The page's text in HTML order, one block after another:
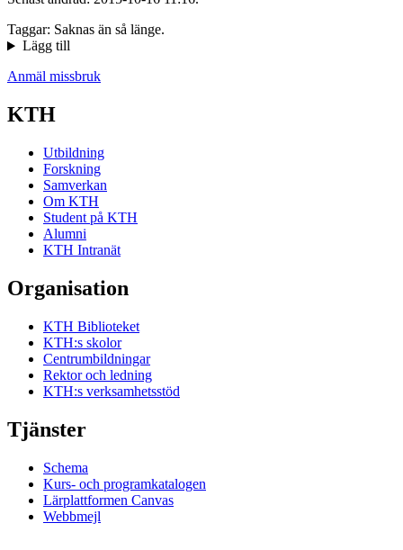
Taggar: Saknas än så länge.
Lägg till
Anmäl missbruk
KTH
Utbildning
Forskning
Samverkan
Om KTH
Student på KTH
Alumni
KTH Intranät
Organisation
KTH Biblioteket
KTH:s skolor
Centrumbildningar
Rektor och ledning
KTH:s verksamhetsstöd
Tjänster
Schema
Kurs- och programkatalogen
Lärplattformen Canvas
Webbmejl